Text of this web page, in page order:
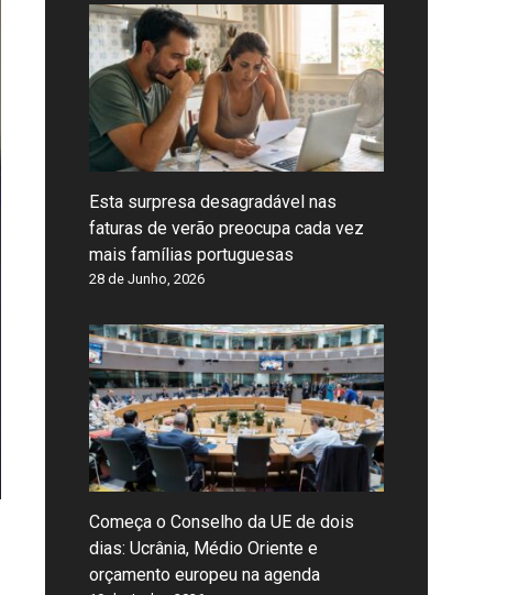
Esta surpresa desagradável nas
faturas de verão preocupa cada vez
mais famílias portuguesas
28 de Junho, 2026
Começa o Conselho da UE de dois
dias: Ucrânia, Médio Oriente e
orçamento europeu na agenda